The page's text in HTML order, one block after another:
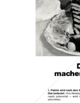
PALMIN